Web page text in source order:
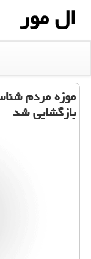
ال مور
موزه مردم
بازگشایی شد